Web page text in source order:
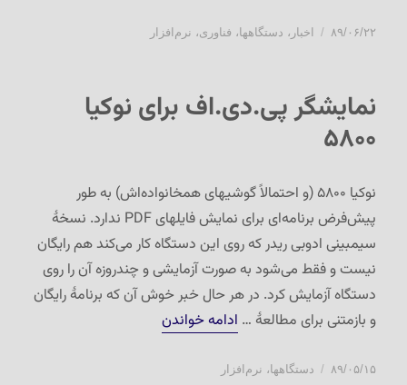
ارسال
۸۹/۰۶/۲۲ دسته‌ها
اخبار ، دستگاهها، فناوری، نرم‌افزار
نمایشگر پی.دی.اف برای نوکیا
۵۸۰۰
نوکیا ۵۸۰۰ (و احتمالاً گوشیهای همخانواده‌اش) به طور
پیش‌فرض برنامه‌ای برای نمایش فایلهای PDF ندارد. نسخهٔ
سیمبینی ادوبی ریدر که روی این دستگاه کار می‌کند هم رایگان
نیست و فقط می‌شود به صورت آزمایشی و چندروزه آن را روی
دستگاه آزمایش کرد. در هر حال خبر خوش آن که برنامهٔ رایگان
و بازمتنی برای مطالعهٔ … ادامه خواندن“نمایشگر پی.دی.اف برای نوکیا
ارسال
۸۹/۰۵/۱۵ دسته‌ها
دستگاهها، نرم‌افزار